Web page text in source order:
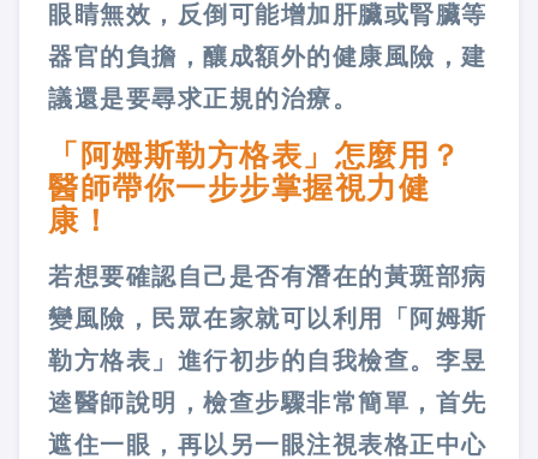
眼睛無效，反倒可能增加肝臟或腎臟等
器官的負擔，釀成額外的健康風險，建
議還是要尋求正規的治療。
「阿姆斯勒方格表」怎麼用？
醫師帶你一步步掌握視力健
康！
若想要確認自己是否有潛在的黃斑部病
變風險，民眾在家就可以利用「阿姆斯
勒方格表」進行初步的自我檢查。李昱
逵醫師說明，檢查步驟非常簡單，首先
遮住一眼，再以另一眼注視表格正中心